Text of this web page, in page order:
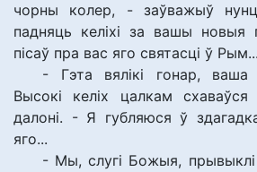
чорны колер, - заўважыў
падняць келіхі за вашы новыя
пісаў пра вас яго святасці ў Рым...
- Гэта вялікі гонар, ваша
Высокі келіх цалкам схаваўся
далоні. - Я губляюся ў
яго...
- Мы, слугі Божыя,